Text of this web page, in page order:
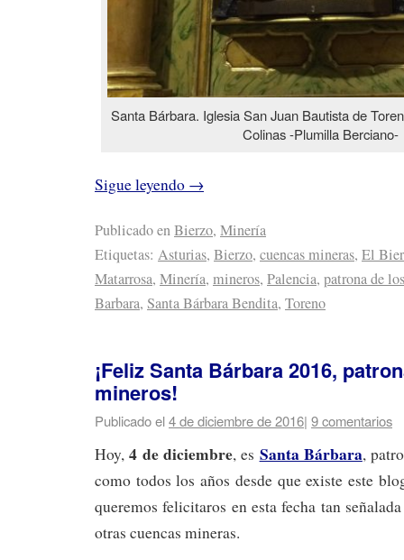
Santa Bárbara. Iglesia San Juan Bautista de
Colinas -Plumilla Berciano-
Sigue leyendo →
Publicado enBierzo, Minería
Etiquetas: Asturias, Bierzo, cuencas mineras, El
Matarrosa, Minería, mineros, Palencia, patrona de
Barbara, Santa Bárbara Bendita, Toreno
¡Feliz Santa Bárbara 2016,
mineros!
Publicado el4 de diciembre de 2016| 9 comentarios
Hoy,4 de diciembre, es Santa Bárbara,
como todos los años desde que existe este
queremos felicitaros en esta fecha tan
otras cuencas mineras.